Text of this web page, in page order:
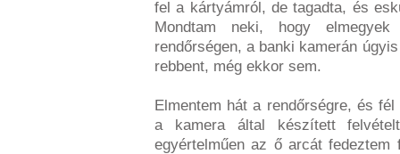
fel a kártyámról, de tagadta, és
Mondtam neki, hogy
rendőrségen, a banki kamerán
rebbent, még ekkor sem.
Elmentem hát a rendőrségre, és
a kamera által készített
egyértelműen az ő arcát